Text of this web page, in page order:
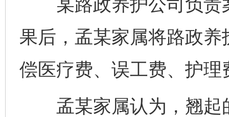
某路政养护公司负责
果后，孟某家属将路政
偿医疗费、误工费、护
孟某家属认为，翘起